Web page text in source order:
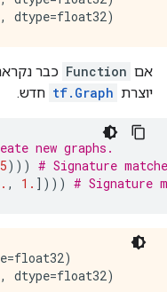
אם Function כבר
יוצרת tf.Graph חדש.
new graphs.
))) # Signature
, 1. ]))) # Signature